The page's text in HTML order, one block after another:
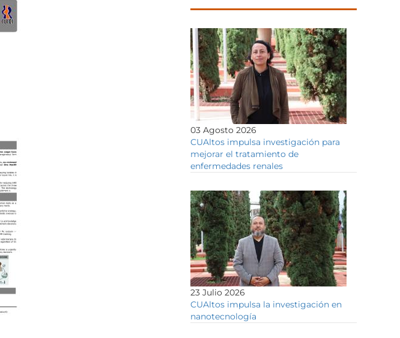
03 Agosto 2026
CUAltos impulsa investigación para
mejorar el tratamiento de
enfermedades renales
23 Julio 2026
CUAltos impulsa la investigación en
nanotecnología